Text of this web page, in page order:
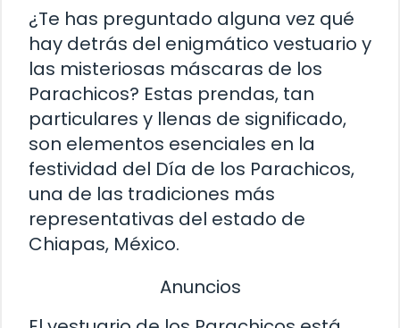
¿Te has preguntado alguna vez qué
hay detrás del enigmático vestuario y
las misteriosas máscaras de los
Parachicos? Estas prendas, tan
particulares y llenas de significado,
son elementos esenciales en la
festividad del Día de los Parachicos,
una de las tradiciones más
representativas del estado de
Chiapas, México.
Anuncios